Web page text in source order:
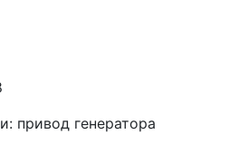
привод генератора